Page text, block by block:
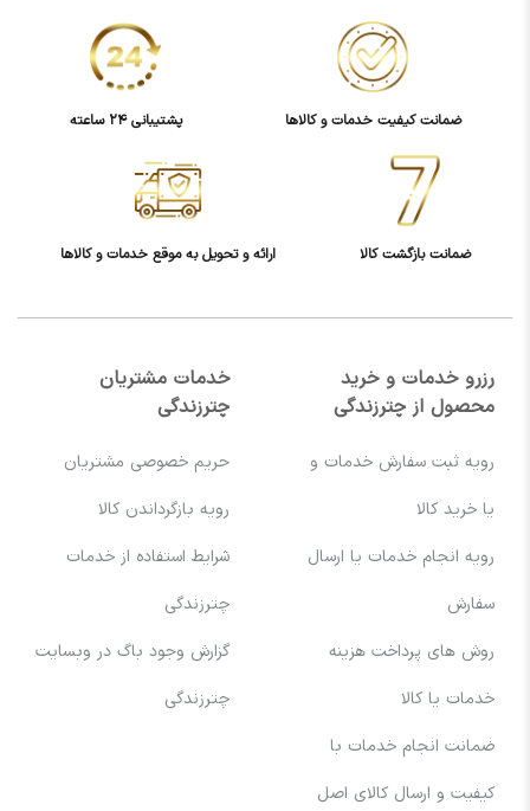
ضمانت کیفیت خدمات و کالاها پشتیبانی 24 ساعته
ضمانت بازگشت کالا ارائه و تحویل به موقع خدمات و کالاها
رزرو خدمات و خرید
محصول از چترزندگی
رویه ثبت سفارش خدمات و
یا خرید کالا
رویه انجام خدمات یا ارسال
سفارش
روش های پرداخت هزینه
خدمات یا کالا
ضمانت انجام خدمات با
کیفیت و ارسال کالای اصل
خدمات مشتریان
چترزندگی
حریم خصوصی مشتریان
رویه بازگرداندن کالا
شرایط استفاده از خدمات
چترزندگی
گزارش وجود باگ در وبسایت
چترزندگی